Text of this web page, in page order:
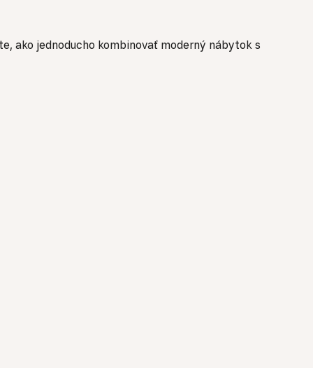
ako jednoducho kombinovať moderný nábytok s